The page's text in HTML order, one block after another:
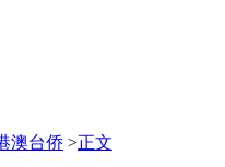
澳台侨 >正文